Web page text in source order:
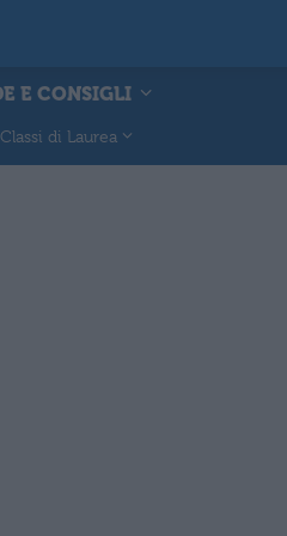
E CONSIGLI
Classi di Laurea